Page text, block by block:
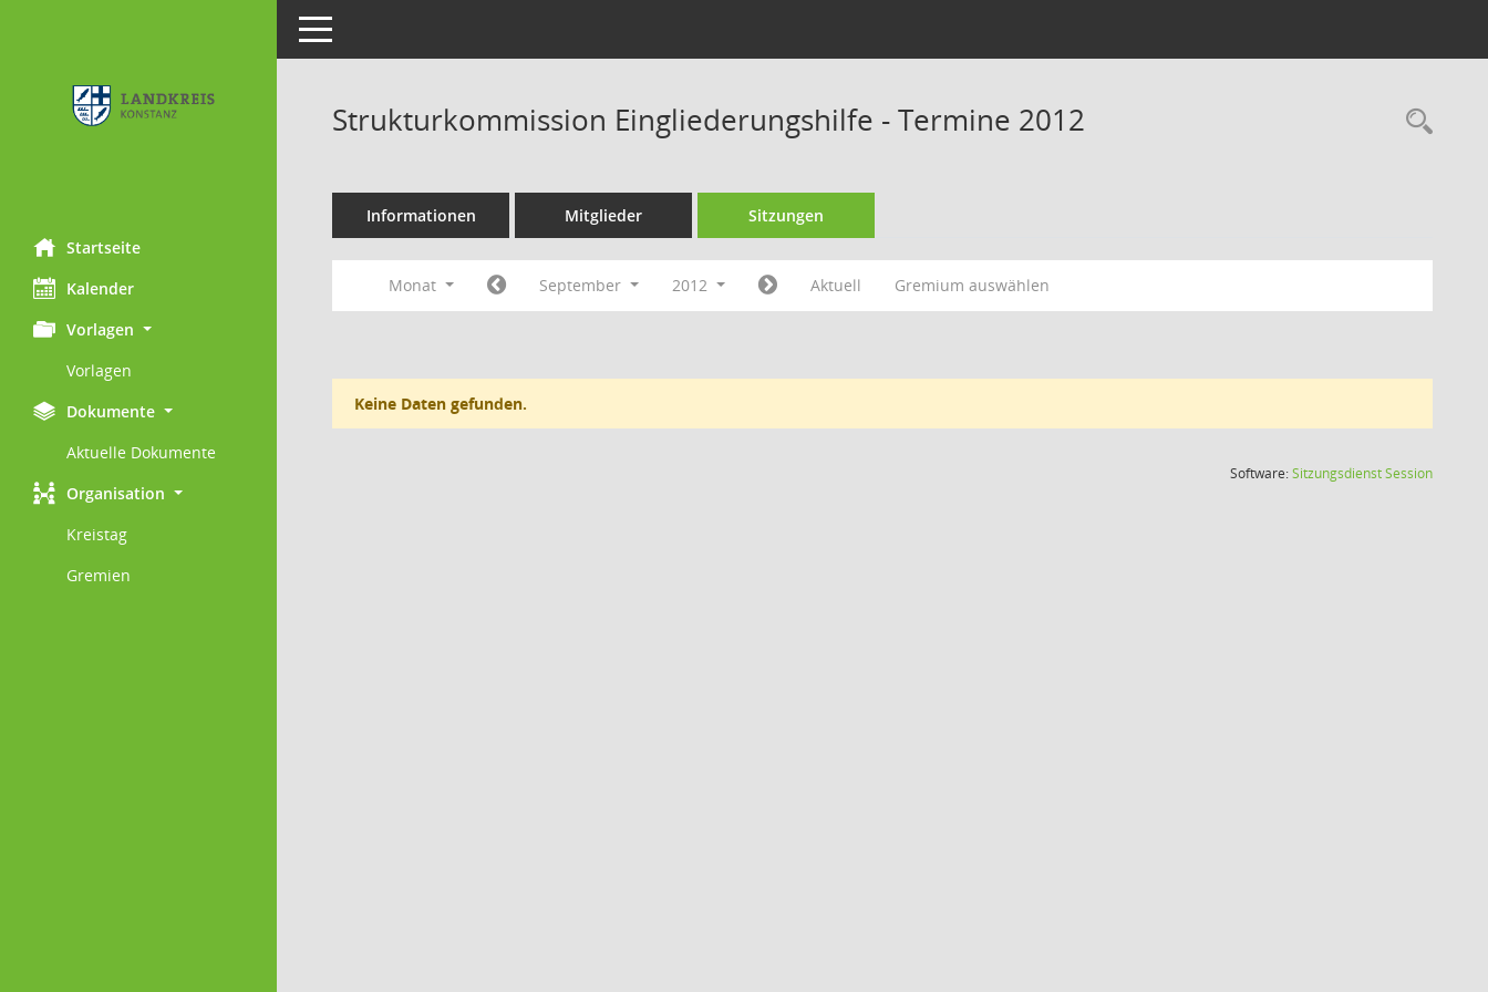
Startseite
Kalender
Vorlagen
Vorlagen
Dokumente
Aktuelle Dokumente
Organisation
Kreistag
Gremien
Toggle navigation
Strukturkommission Eingliederungshilfe - Termine 2012
Informationen Mitglieder Sitzungen
Monat September 2012 Aktuell Gremium auswählen
Keine Daten gefunden.
Software:SitzungsdienstSession(Wird in